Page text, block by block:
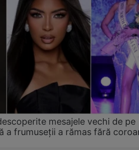
mesajele vechi de pe
a frumuseții a rămas fără